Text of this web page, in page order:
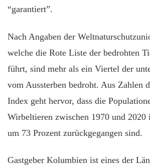
“garantiert”.
Nach Angaben der
welche die Rote Liste der bedrohten
führt, sind mehr als ein Viertel der
vom Aussterben bedroht. Aus Zahlen
Index geht hervor, dass die
Wirbeltieren zwischen 1970 und
um 73 Prozent zurückgegangen sind.
Gastgeber Kolumbien ist eines der